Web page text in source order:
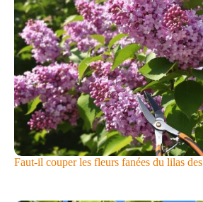
Faut-il couper les fleurs fanées du lilas